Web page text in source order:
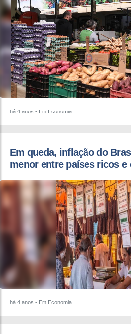
há 4 anos - Em Economia
Em queda, inflação do
menor entre países ricos e
há 4 anos - Em Economia